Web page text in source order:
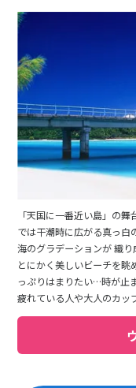
「天国に一番近い島」の
では干潮時に広がる真っ白
海のグラデーションが 織
とにかく美しいビーチを
っぷりはまりたい…時が止
疲れている人や大人のカッ